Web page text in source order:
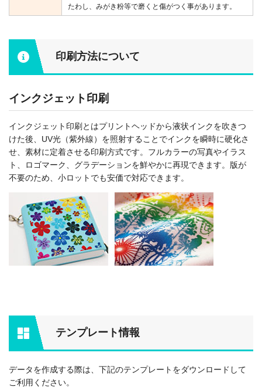
たわし、みがき粉等で磨くと傷がつく事があります。
印刷方法について
インクジェット印刷
インクジェット印刷とはプリントヘッドから液状インクを吹きつ
けた後、UV光（紫外線）を照射することでインクを瞬時に硬化さ
せ、素材に定着させる印刷方式です。フルカラーの写真やイラス
ト、ロゴマーク、グラデーションを鮮やかに再現できます。版が
不要のため、小ロットでも安価で対応できます。
テンプレート情報
データを作成する際は、下記のテンプレートをダウンロードして
ご利用ください。